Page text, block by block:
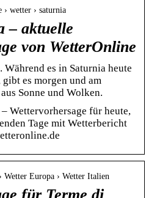
wetter › saturnia
– aktuelle
von WetterOnline
es in Saturnia heute
es morgen und am
Sonne und Wolken.
Wettervorhersage für heute,
Tage mit Wetterbericht
Europa › Wetter Italien